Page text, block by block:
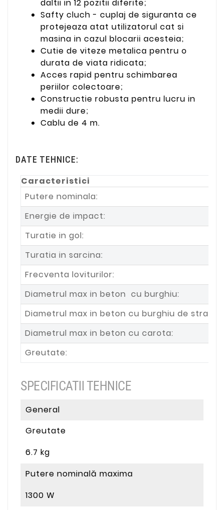
daltii in 12 pozitii diferite;
Safty cluch - cuplaj de siguranta ce
protejeaza atat utilizatorul cat si
masina in cazul blocarii acesteia;
Cutie de viteze metalica pentru o
durata de viata ridicata;
Acces rapid pentru schimbarea
periilor colectoare;
Constructie robusta pentru lucru in
medii dure;
Cablu de 4 m.
DATE TEHNICE:
Caracteristici
Putere nominala:
Energie de impact:
Turatie in gol:
Turatia in sarcina:
Frecventa loviturilor:
Diametrul max in beton cu burghiu:
Diametrul max in beton cu burghiu de
Diametrul max in beton cu carota:
Greutate:
SPECIFICATII TEHNICE
General
Greutate
6.7 kg
Putere nominală maxima
1300 W